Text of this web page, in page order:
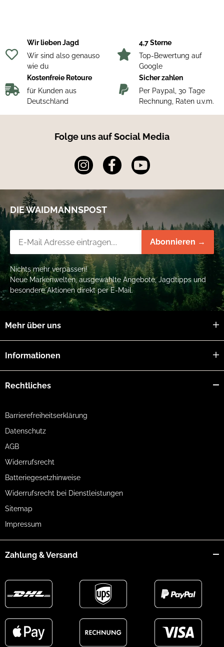
Wir lieben Jagd
Wir sind also genauso
wie du
4,7 Sterne
Top-Bewertung auf
Google
Kostenfreie Retoure
für Kunden aus
Deutschland
Sicher zahlen
Per Paypal, 30 Tage
Rechnung, Raten u.v.m.
Folge uns auf Social Media
DIE WAIDMANNSPOST
Abonnieren →
Nichts mehr verpassen!
Neue Markenwelten, ausgewählte Angebote, Jagdtipps und
besondere Aktionen direkt per E-Mail.
Mehr über uns
Informationen
Rechtliches
Barrierefreiheitserklärung
Datenschutz
AGB
Widerrufsrecht
Batteriegesetzhinweise
Widerrufsrecht bei Dienstleistungen
Sitemap
Impressum
Zahlung & Versand